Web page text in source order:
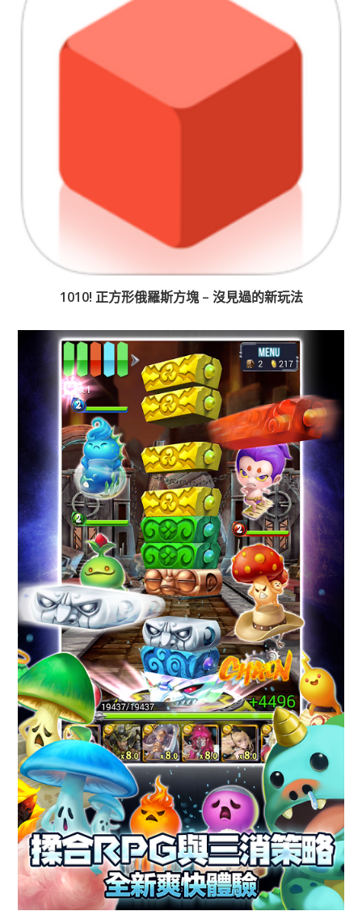
1010! 正方形俄羅斯方塊 – 沒見過的新玩法